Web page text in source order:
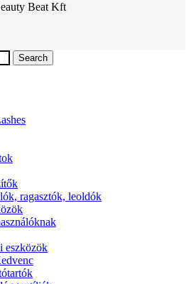
Beat Kft
Search
ragasztók, leoldók
eszközök